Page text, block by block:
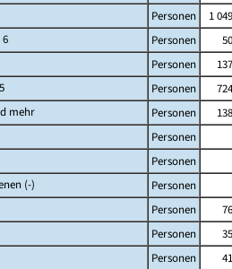
Personen 1 049
Personen 50
Personen 137
Personen 724
mehr
Personen 138
Personen
Personen
(-)
Personen
Personen 76
Personen 35
Personen 41